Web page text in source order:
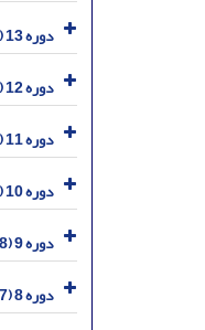
دوره 13 (1402)
دوره 12 (1401)
دوره 11 (1400)
دوره 10 (1399)
دوره 9 (1398)
دوره 8 (1397)